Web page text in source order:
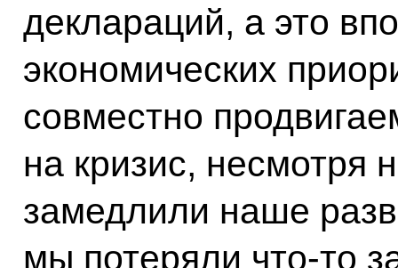
деклараций, а это
экономических
совместно
на кризис, несмотря
замедлили наше
мы потеряли что‑то